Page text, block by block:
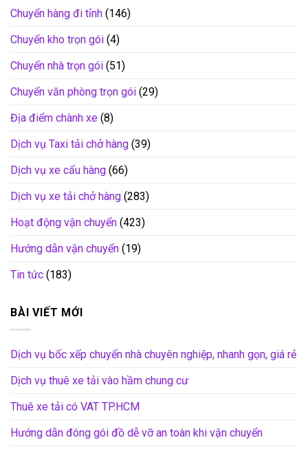
Chuyển hàng đi tỉnh (146)
Chuyển kho trọn gói (4)
Chuyển nhà trọn gói (51)
Chuyển văn phòng trọn gói (29)
Địa điểm chành xe (8)
Dịch vụ Taxi tải chở hàng (39)
Dịch vụ xe cẩu hàng (66)
Dịch vụ xe tải chở hàng (283)
Hoạt động vận chuyển (423)
Hướng dẫn vận chuyển (19)
Tin tức (183)
BÀI VIẾT MỚI
Dịch vụ bốc xếp chuyển nhà chuyên nghiệp, nhanh gọn, giá rẻ
Dịch vụ thuê xe tải vào hầm chung cư
Thuê xe tải có VAT TP.HCM
Hướng dẫn đóng gói đồ dễ vỡ an toàn khi vận chuyển